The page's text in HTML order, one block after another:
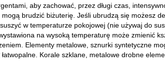
aby zachować, przez długi czas,
brudzić biżuterię. Jeśli ubrudzą się możesz
w temperaturze pokojowej (nie używaj do
na wysoką temperaturę może zmienić
Elementy metalowe, sznurki syntetyczne
Korale szklane, metalowe drobne